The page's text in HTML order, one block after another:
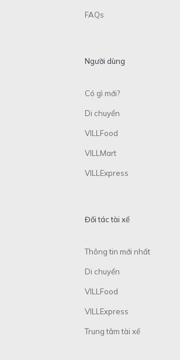
FAQs
Người dùng
Có gì mới?
Di chuyển
VILLFood
VILLMart
VILLExpress
Đối tác tài xế
Thông tin mới nhất
Di chuyển
VILLFood
VILLExpress
Trung tâm tài xế